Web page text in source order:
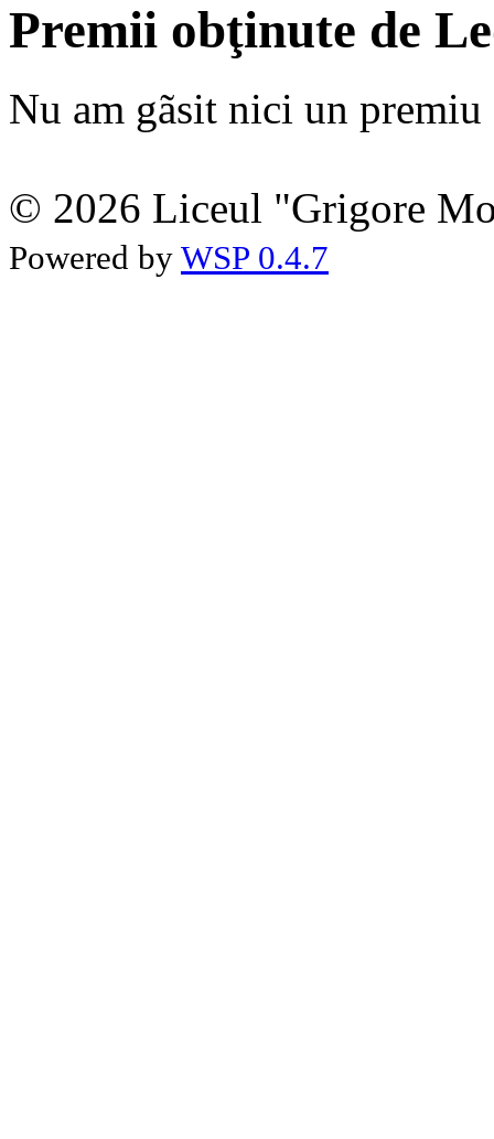
Premii obţinute de
Nu am gãsit nici un premiu
© 2026 Liceul "Grigore
Powered by WSP 0.4.7